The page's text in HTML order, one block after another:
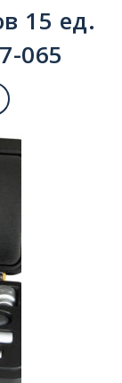
15 ед.
065